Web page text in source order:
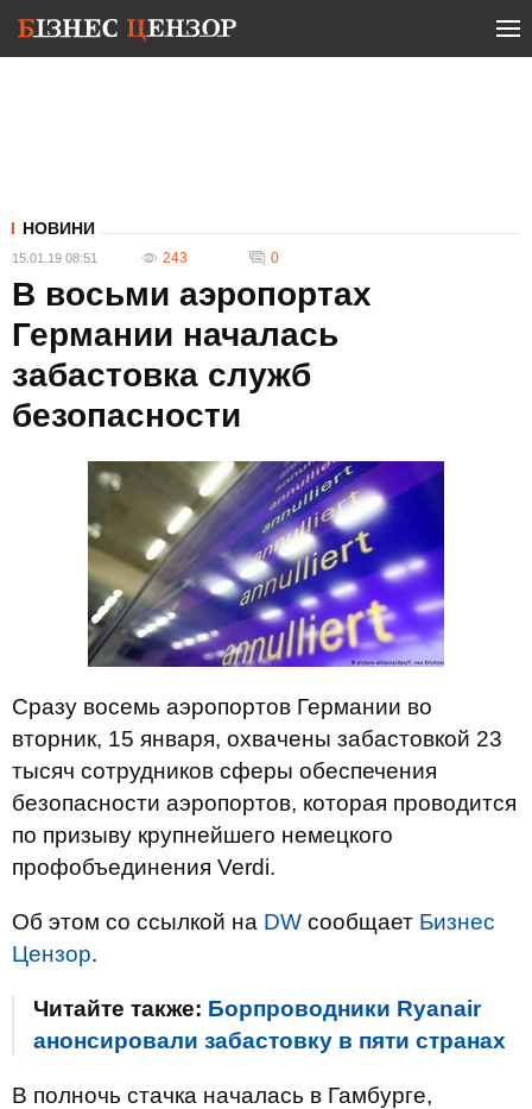
НОВИНИ
15.01.19 08:51 243 0
В восьми аэропортах
Германии началась
забастовка служб
безопасности
Сразу восемь аэропортов Германии во
вторник, 15 января, охвачены забастовкой 23
тысяч сотрудников сферы обеспечения
безопасности аэропортов, которая проводится
по призыву крупнейшего немецкого
профобъединения Verdi.
Об этом со ссылкой на DW сообщает Бизнес
Цензор.
Читайте также: Борпроводники Ryanair
анонсировали забастовку в пяти странах
В полночь стачка началась в Гамбурге,